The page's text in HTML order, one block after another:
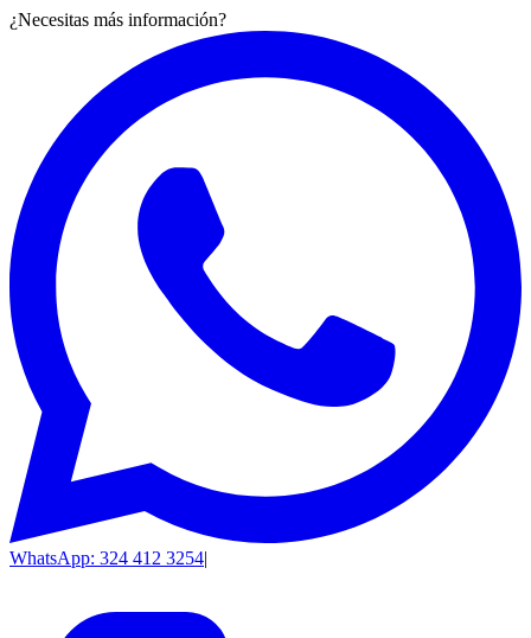
¿Necesitas más información?
WhatsApp: 324 412 3254|